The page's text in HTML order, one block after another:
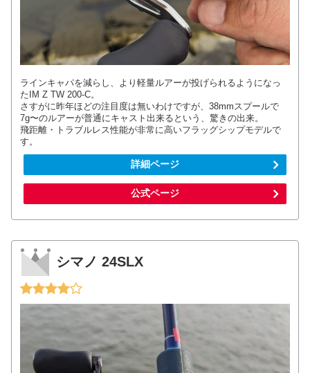
ラインキャパを減らし、より軽量ルアーが投げられるようになっ
たIM Z TW 200-C。
さすがに昨年ほどの注目度は無いわけですが、38mmスプールで
7g〜のルアーが普通にキャスト出来るという、驚きの出来。
飛距離・トラブルレス性能が非常に高いフラッグシップモデルで
す。
詳細ページ
公式ページ
シマノ 24SLX